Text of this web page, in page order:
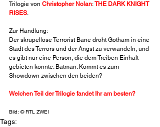
Trilogie von Christopher Nolan: THE DARK KNIGHT
RISES.
Zur Handlung:
Der skrupellose Terrorist Bane droht Gotham in eine
Stadt des Terrors und der Angst zu verwandeln, und
es gibt nur eine Person, die dem Treiben Einhalt
gebieten könnte: Batman. Kommt es zum
Showdown zwischen den beiden?
Welchen Teil der Trilogie fandet Ihr am besten?
Bild: © RTL ZWEI
Tags: